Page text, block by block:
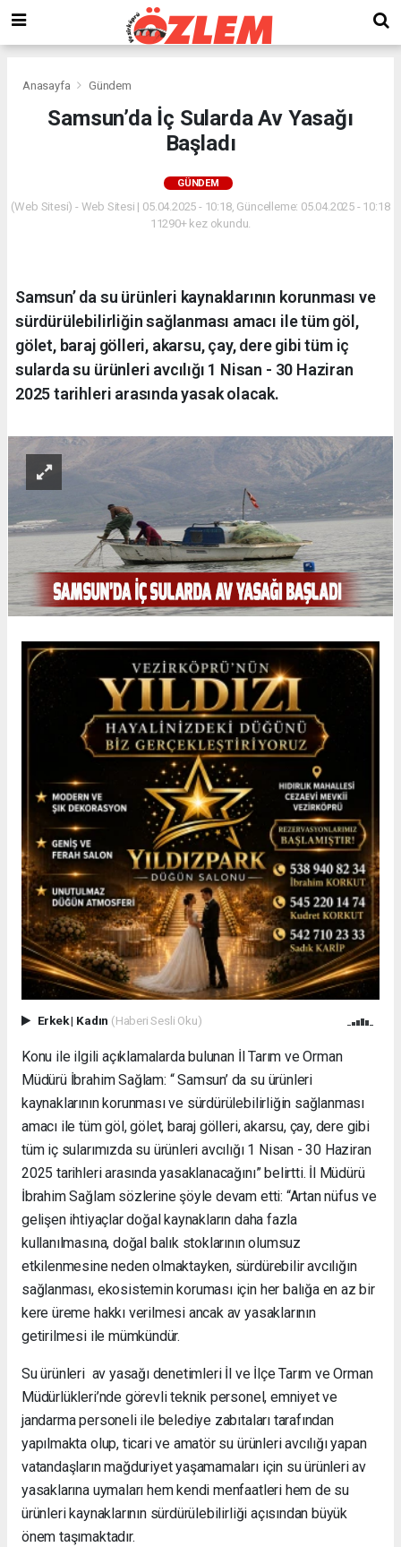
Anasayfa Gündem
Samsun’da İç Sularda Av Yasağı
Başladı
GÜNDEM
(Web Sitesi) - Web Sitesi | 05.04.2025 - 10:18, Güncelleme: 05.04.2025 - 10:18
11290+ kez okundu.
Samsun’ da su ürünleri kaynaklarının korunması ve
sürdürülebilirliğin sağlanması amacı ile tüm göl,
gölet, baraj gölleri, akarsu, çay, dere gibi tüm iç
sularda su ürünleri avcılığı 1 Nisan - 30 Haziran
2025 tarihleri arasında yasak olacak.
Erkek| Kadın (Haberi Sesli Oku)
Konu ile ilgili açıklamalarda bulunan İl Tarım ve Orman
Müdürü İbrahim Sağlam: “ Samsun’ da su ürünleri
kaynaklarının korunması ve sürdürülebilirliğin sağlanması
amacı ile tüm göl, gölet, baraj gölleri, akarsu, çay, dere gibi
tüm iç sularımızda su ürünleri avcılığı 1 Nisan - 30 Haziran
2025 tarihleri arasında yasaklanacağını” belirtti. İl Müdürü
İbrahim Sağlam sözlerine şöyle devam etti: “Artan nüfus ve
gelişen ihtiyaçlar doğal kaynakların daha fazla
kullanılmasına, doğal balık stoklarının olumsuz
etkilenmesine neden olmaktayken, sürdürebilir avcılığın
sağlanması, ekosistemin koruması için her balığa en az bir
kere üreme hakkı verilmesi ancak av yasaklarının
getirilmesi ile mümkündür.
Su ürünleri av yasağı denetimleri İl ve İlçe Tarım ve Orman
Müdürlükleri’nde görevli teknik personel, emniyet ve
jandarma personeli ile belediye zabıtaları tarafından
yapılmakta olup, ticari ve amatör su ürünleri avcılığı yapan
vatandaşların mağduriyet yaşamamaları için su ürünleri av
yasaklarına uymaları hem kendi menfaatleri hem de su
ürünleri kaynaklarının sürdürülebilirliği açısından büyük
önem taşımaktadır.